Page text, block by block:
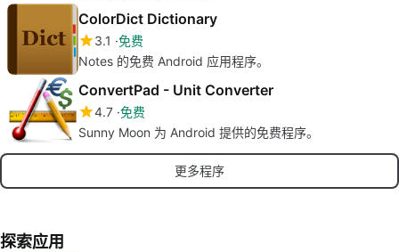
ColorDict Dictionary
3.1 免费
Notes 的免费 Android 应用程序。
ConvertPad - Unit Converter
4.7 免费
Sunny Moon 为 Android 提供的免费程序。
更多程序
探索应用